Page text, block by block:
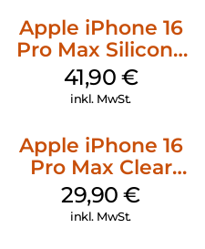
Apple iPhone 16
Pro Max Silicone
Case MagSafe
Ultramarine
41,90 €
inkl. MwSt.
Apple iPhone 16
Pro Max Clear
Case MagSafe
Transparent
29,90€
inkl. MwSt.